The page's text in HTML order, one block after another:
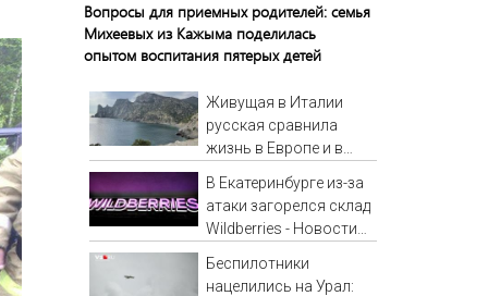
Вопросы для приемных родителей: семья
Михеевых из Кажыма поделилась
опытом воспитания пятерых детей
Живущая в Италии
русская сравнила
жизнь в Европе и в
В Екатеринбурге из-за
атаки загорелся склад
Wildberries - Новости
Беспилотники
нацелились на Урал: